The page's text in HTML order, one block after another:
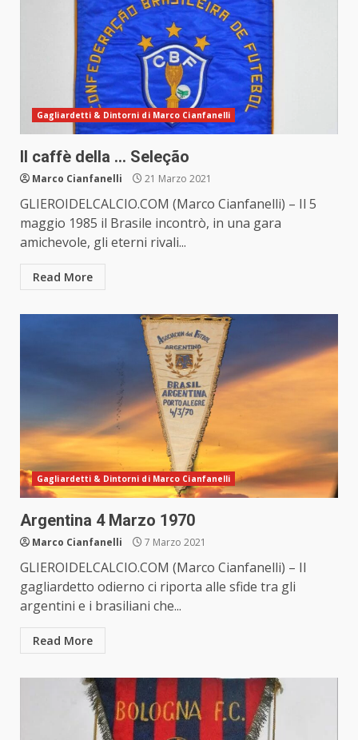
Gagliardetti & Dintorni di Marco Cianfanelli
Il caffè della … Seleção
Marco Cianfanelli 21 Marzo 2021
GLIEROIDELCALCIO.COM (Marco Cianfanelli) – Il 5
maggio 1985 il Brasile incontrò, in una gara
amichevole, gli eterni rivali...
Read More
Gagliardetti & Dintorni di Marco Cianfanelli
Argentina 4 Marzo 1970
Marco Cianfanelli 7 Marzo 2021
GLIEROIDELCALCIO.COM (Marco Cianfanelli) – Il
gagliardetto odierno ci riporta alle sfide tra gli
argentini e i brasiliani che...
Read More